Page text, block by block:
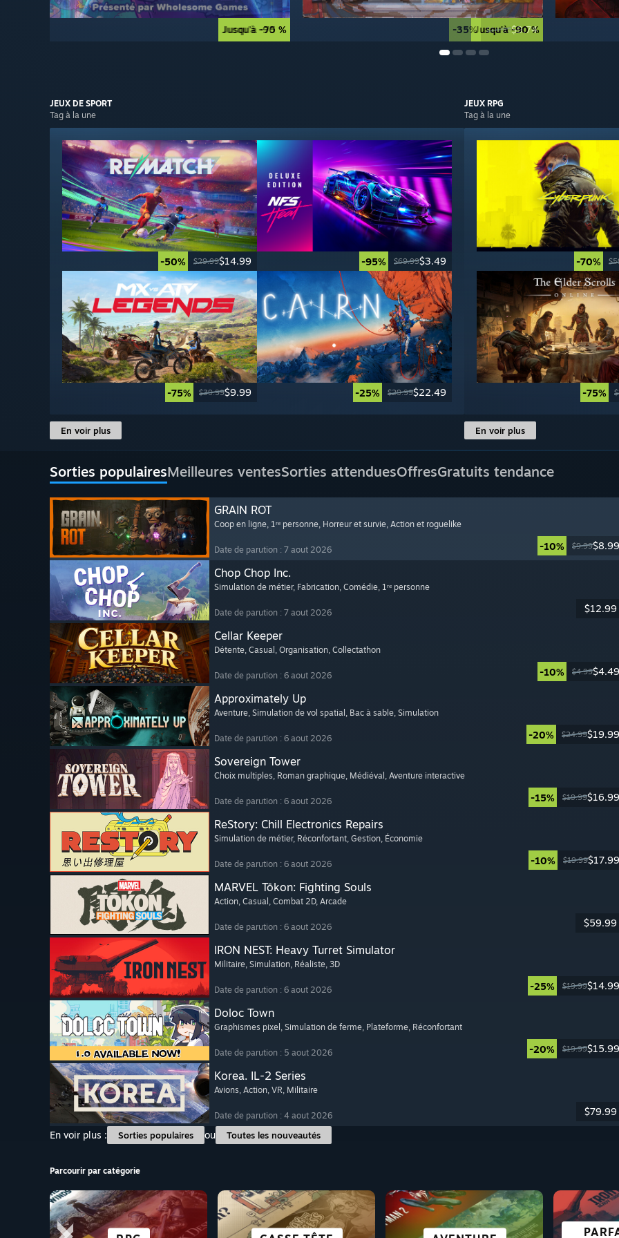
Jusqu'à -90 % Jusqu'à -90 %
Jusqu'à -75 % -35% $14.99$9.74
JEUX DE SPORT
Tag à la une
-50% $29.99$14.99 -95% $69.99$3.49
-75% $39.99$9.99 -25% $29.99$22.49
En voir plus
JEUX RPG
Tag à la une
-70%
-75%
En voir plus
Sorties populairesMeilleures ventesSorties attenduesOffresGratuits tendance
GRAIN ROT
Coop en ligne, 1ʳᵉ personne, Horreur et survie, Action et roguelike
Date de parution : 7 aout 2026 -10% $9.99$8.99
Chop Chop Inc.
Simulation de métier, Fabrication, Comédie, 1ʳᵉ personne
Date de parution : 7 aout 2026 $12.99
Cellar Keeper
Détente, Casual , Organisation, Collectathon
Date de parution : 6 aout 2026 -10% $4.99$4.49
Approximately Up
Aventure, Simulation de vol spatial , Bac à sable, Simulation
Date de parution : 6 aout 2026 -20% $24.99$19.99
Sovereign Tower
Choix multiples, Roman graphique, Médiéval , Aventure interactive
Date de parution : 6 aout 2026 -15% $19.99$16.99
ReStory: Chill Electronics Repairs
Simulation de métier, Réconfortant, Gestion, Économie
Date de parution : 6 aout 2026 -10% $19.99$17.99
MARVEL Tōkon: Fighting Souls
Action, Casual , Combat 2D, Arcade
Date de parution : 6 aout 2026 $59.99
IRON NEST: Heavy Turret Simulator
Militaire, Simulation, Réaliste, 3D
Date de parution : 6 aout 2026 -25% $19.99$14.99
Doloc Town
Graphismes pixel , Simulation de ferme, Plateforme, Réconfortant
Date de parution : 5 aout 2026 -20% $19.99$15.99
Korea. IL-2 Series
Avions, Action, VR, Militaire
Date de parution : 4 aout 2026
$79.99
En voir plus :
Sorties populaires ou Toutes les nouveautés
Parcourir par catégorie
SCIENCE-FICTION